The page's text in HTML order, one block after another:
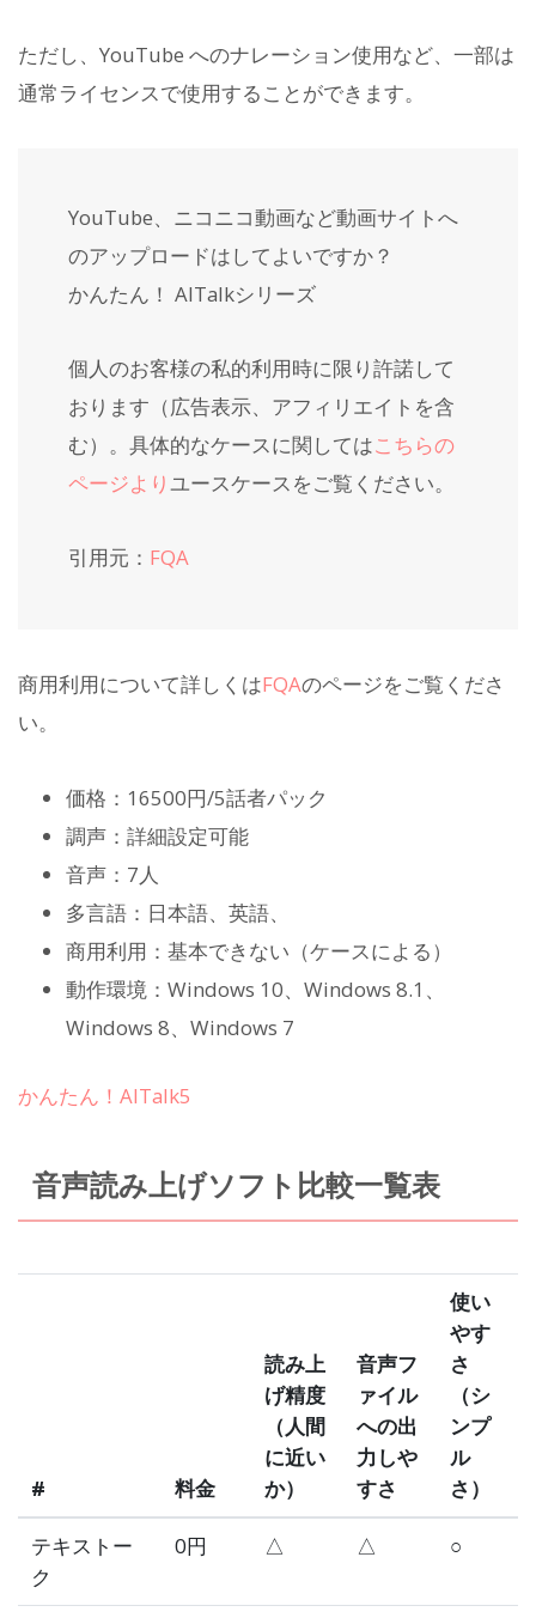
ただし、YouTube へのナレーション使用など、一部は
通常ライセンスで使用することができます。
YouTube、ニコニコ動画など動画サイトへ
のアップロードはしてよいですか？
かんたん！ AITalkシリーズ
個人のお客様の私的利用時に限り許諾して
おります（広告表示、アフィリエイトを含
む）。具体的なケースに関してはこちらの
ページよりユースケースをご覧ください。
引用元： FQA
商用利用について詳しくはFQAのページをご覧くださ
い。
価格：16500円/5話者パック
調声：詳細設定可能
音声：7人
多言語：日本語、英語、
商用利用：基本できない（ケースによる）
動作環境：Windows 10、Windows 8.1、
Windows 8、Windows 7
かんたん！AITalk5
音声読み上げソフト比較一覧表
# 料金
読み上
げ精度
（人間
に近い
か）
音声フ
ァイル
への出
力しや
すさ
使い
やす
さ
（シ
ンプ
ル
さ）
テキストー
ク
0円 △ △ ○